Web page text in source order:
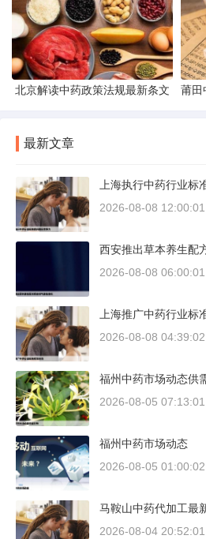
北京解读中药政策法规最新条文
最新文章
上海执行中药行业标
2026-08-08 12:00:01
西安推出草本养生配
2026-08-08 06:00:01
上海推广中药行业标
2026-08-08 04:39:02
福州中药市场动态供
2026-08-05 07:13:01
福州中药市场动态
2026-08-05 01:00:02
马鞍山中药代加工最
2026-08-04 20:52:01